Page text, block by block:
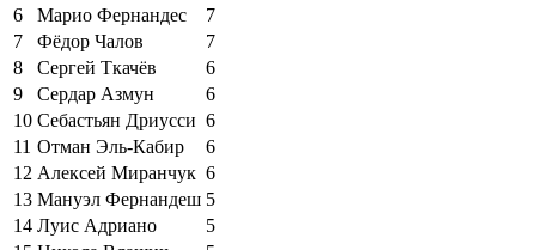
6
Марио Фернандес
7
7
Фёдор Чалов
7
8
Сергей Ткачёв
6
9
Сердар Азмун
6
10 Себастьян Дриусси 6
11 Отман Эль-Кабир
6
12 Алексей Миранчук 6
13 Мануэл Фернандеш 5
14 Луис Адриано
5